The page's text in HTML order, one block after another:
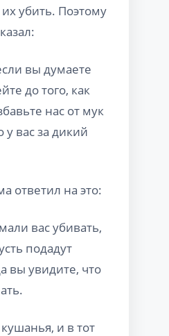
их убить. Поэтому
вы думаете
до того, как
нас от мук
вас за дикий
ответил на это:
вас убивать,
подадут
вы увидите, что
и в тот